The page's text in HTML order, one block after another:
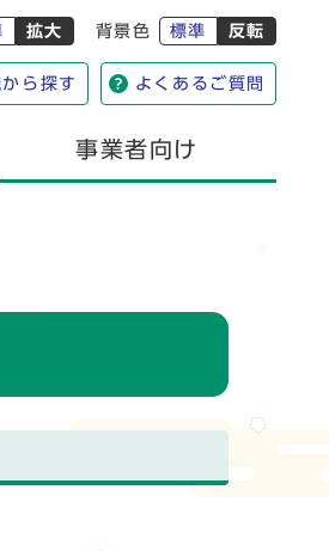
拡大 背景色 標準 反転
ら探す よくあるご質問
事業者向け